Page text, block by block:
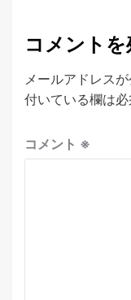
コメント
メールアドレス
付いている欄は
コメント ※